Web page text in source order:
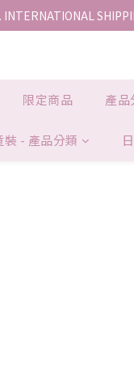
免運費適用於香港順豐
INTERNATIONAL
限定商品 產品
裝 - 產品分類